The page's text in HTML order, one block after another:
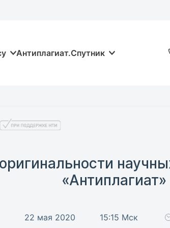
Антиплагиат.Спутник
«Антиплагиат»
22 мая 2020 15:15 Мск